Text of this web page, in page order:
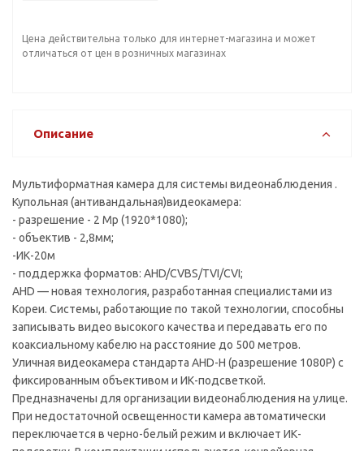
Цена действительна только для интернет-магазина и может
отличаться от цен в розничных магазинах
Описание
Мультиформатная камера для системы видеонаблюдения .
Купольная (антивандальная)видеокамера:
- разрешение - 2 Mp (1920*1080);
- объектив - 2,8мм;
-ИК-20м
- поддержка форматов: AHD/CVBS/TVI/CVI;
AHD — новая технология, разработанная специалистами из
Кореи. Системы, работающие по такой технологии, способны
записывать видео высокого качества и передавать его по
коаксиальному кабелю на расстояние до 500 метров.
Уличная видеокамера стандарта AHD-H (разрешение 1080P) с
фиксированным объективом и ИК-подсветкой.
Предназначены для организации видеонаблюдения на улице.
При недостаточной освещенности камера автоматически
переключается в черно-белый режим и включает ИК-